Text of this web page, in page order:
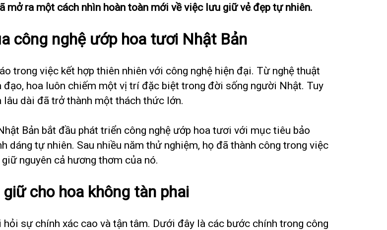
mở ra một cách nhìn hoàn toàn mới về việc lưu giữ vẻ đẹp tự nhiên.
công nghệ ướp hoa tươi Nhật Bản
trong việc kết hợp thiên nhiên với công nghệ hiện đại. Từ nghệ thuật
hoa luôn chiếm một vị trí đặc biệt trong đời sống người Nhật. Tuy
dài đã trở thành một thách thức lớn.
Bản bắt đầu phát triển công nghệ ướp hoa tươi với mục tiêu bảo
dáng tự nhiên. Sau nhiều năm thử nghiệm, họ đã thành công trong việc
nguyên cả hương thơm của nó.
cho hoa không tàn phai
sự chính xác cao và tận tâm. Dưới đây là các bước chính trong công